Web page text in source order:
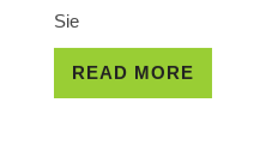
Sie
READ MORE
MORE